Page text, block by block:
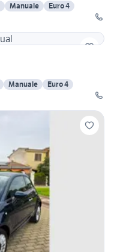
Manuale
Euro 4
Manuale
Euro 4